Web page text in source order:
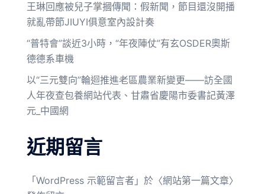
王琳回應被兒子掌摑傳聞：假新聞，節目還沒開播
就亂帶節JIUYI俱意室內設計奏
“普特會”談近3小時，“年夜陣仗”有玄OSDER奧斯
德德系車機
以“三元雙向”輪迴推進老區農業新變更——訪全國
人年夜查包養網站代表、甘肅省慶陽市委書記黃澤
元_中國網
近期留言
「 WordPress 示範留言者 」於〈網站第一篇文章〉